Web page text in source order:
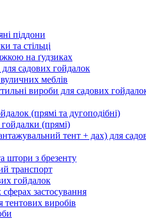
піддони
та стільці
на ґудзиках
садових гойдалок
меблів
вироби для садових гойдалок
(прямі та дугоподібні)
(прямі)
тент + дах) для
штори з брезенту
транспорт
гойдалок
застосування
тентових виробів